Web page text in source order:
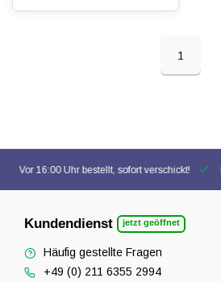
1
Vor 16:00 Uhr bestellt, sofort verschickt!
Kundendienst jetzt geöffnet
Häufig gestellte Fragen
+49 (0) 211 6355 2994